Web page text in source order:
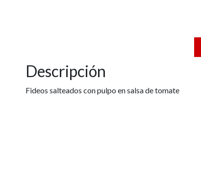
Descripción
Fideos salteados con pulpo en salsa de tomate